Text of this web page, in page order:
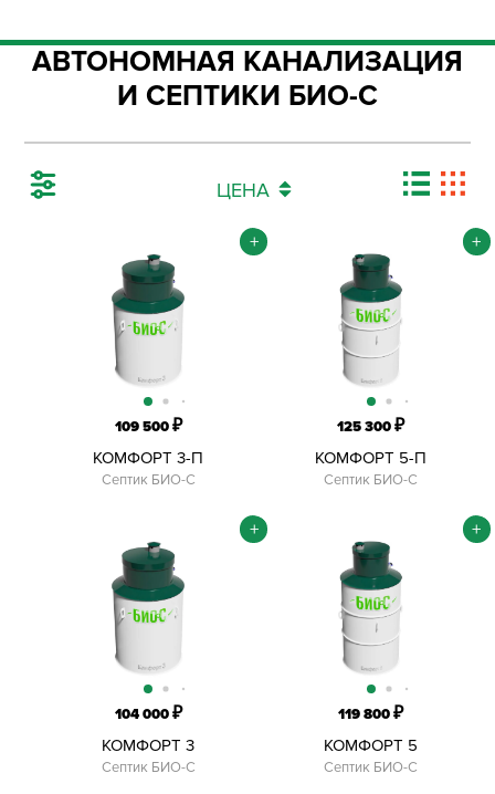
АВТОНОМНАЯ КАНАЛИЗАЦИЯ
И СЕПТИКИ БИО-С
ЦЕНА
109 500₽
КОМФОРТ 3-П
Септик БИО-С
+
125 300₽
КОМФОРТ 5-П
Септик БИО-С
+
104 000₽
КОМФОРТ 3
Септик БИО-С
+
119 800₽
КОМФОРТ 5
Септик БИО-С
+